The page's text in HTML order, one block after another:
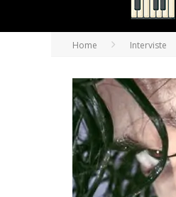
Home Interviste